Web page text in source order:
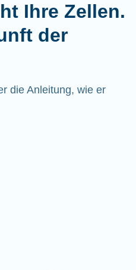
Ihre Zellen.
der
die Anleitung, wie er